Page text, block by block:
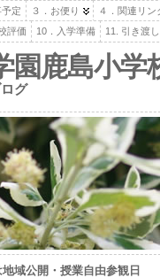
予定 ３．お便り
４．関連リン
評価 10．入学準備 11. 引き渡
園鹿島小学
グ
域公開・授業自由参観日